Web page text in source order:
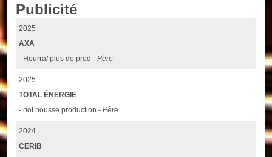
Publicité
2025
AXA
- Hourra/ plus de prod -Père
2025
TOTAL ÉNERGIE
- riot housse production -Père
2024
CERIB